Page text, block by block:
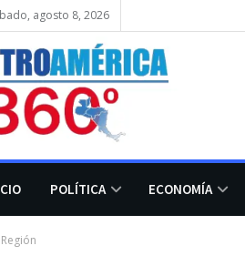
agosto 8, 2026
POLÍTICA ECONOMÍA
Región